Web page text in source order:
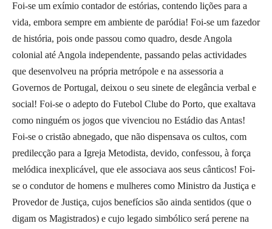
Foi-se um exímio contador de estórias, contendo lições para a
vida, embora sempre em ambiente de paródia! Foi-se um fazedor
de história, pois onde passou como quadro, desde Angola
colonial até Angola independente, passando pelas actividades
que desenvolveu na própria metrópole e na assessoria a
Governos de Portugal, deixou o seu sinete de elegância verbal e
social! Foi-se o adepto do Futebol Clube do Porto, que exaltava
como ninguém os jogos que vivenciou no Estádio das Antas!
Foi-se o cristão abnegado, que não dispensava os cultos, com
predilecção para a Igreja Metodista, devido, confessou, à força
melódica inexplicável, que ele associava aos seus cânticos! Foi-
se o condutor de homens e mulheres como Ministro da Justiça e
Provedor de Justiça, cujos benefícios são ainda sentidos (que o
digam os Magistrados) e cujo legado simbólico será perene na